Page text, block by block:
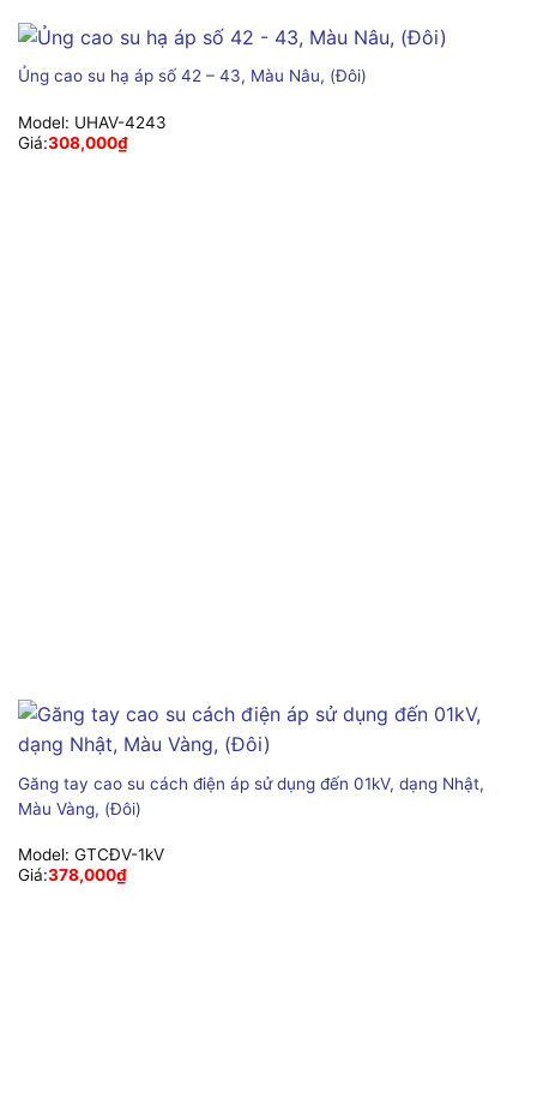
Ủng cao su hạ áp số 42 – 43, Màu Nâu, (Đôi)
Model: UHAV-4243
Giá:308,000₫
Găng tay cao su cách điện áp sử dụng đến 01kV, dạng Nhật,
Màu Vàng, (Đôi)
Model: GTCĐV-1kV
Giá:378,000₫